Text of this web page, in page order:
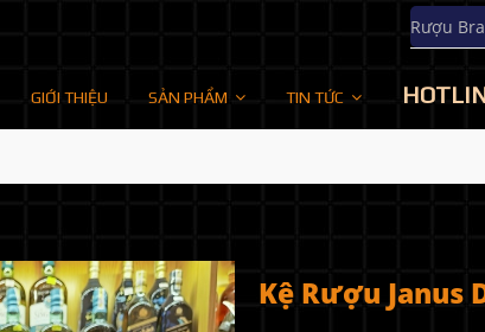
Rượu
GIỚI THIỆU SẢN PHẨM TIN TỨC
Kệ Rượu Janus